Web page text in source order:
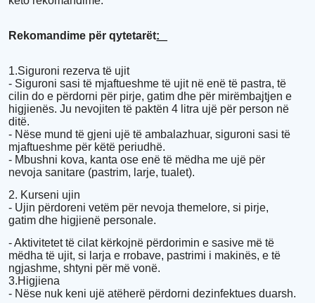
Rekomandime për qytetarët:͟
1.Siguroni rezerva të ujit
- Siguroni sasi të mjaftueshme të ujit në enë të pastra, të
cilin do e përdorni për pirje, gatim dhe për mirëmbajtjen e
higjienës. Ju nevojiten të paktën 4 litra ujë për person në
ditë.
- Nëse mund të gjeni ujë të ambalazhuar, siguroni sasi të
mjaftueshme për këtë periudhë.
- Mbushni kova, kanta ose enë të mëdha me ujë për
nevoja sanitare (pastrim, larje, tualet).
2. Kurseni ujin
- Ujin përdoreni vetëm për nevoja themelore, si pirje,
gatim dhe higjienë personale.
- Aktivitetet të cilat kërkojnë përdorimin e sasive më të
mëdha të ujit, si larja e rrobave, pastrimi i makinës, e të
ngjashme, shtyni për më vonë.
3.Higjiena
- Nëse nuk keni ujë atëherë përdorni dezinfektues duarsh.